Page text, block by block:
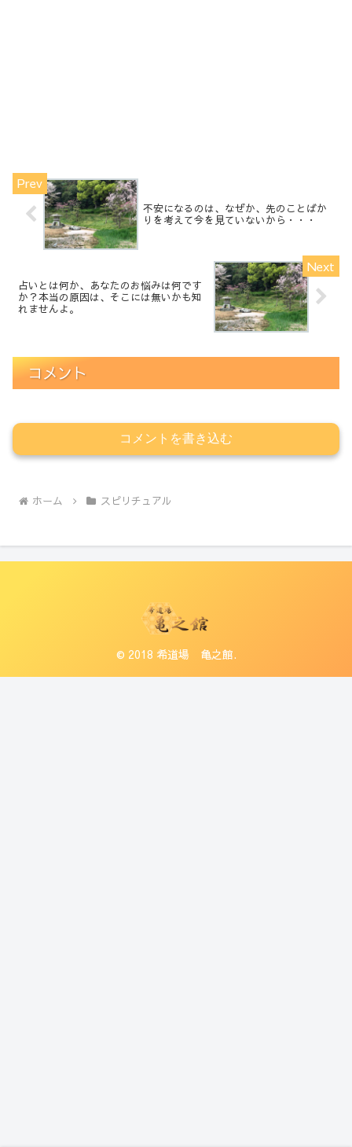
不安になるのは、なぜか、先のことばか
りを考えて今を見ていないから・・・
占いとは何か、あなたのお悩みは何です
か？本当の原因は、そこには無いかも知
れませんよ。
コメント
コメントを書き込む
ホーム スピリチュアル
© 2018 希道場 亀之館.